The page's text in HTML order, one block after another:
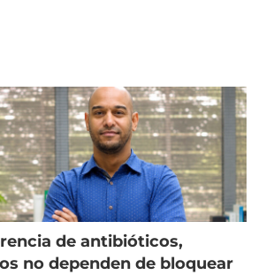
de antibióticos,
no dependen de bloquear